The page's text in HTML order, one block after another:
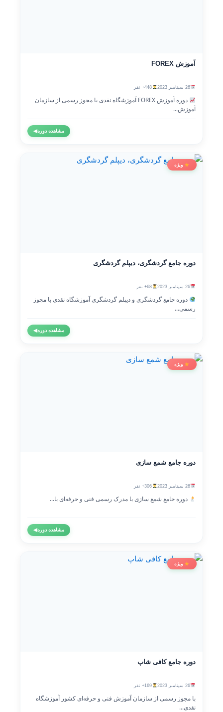
آموزش FOREX
26 سپتامبر 2023 448+ نفر
دوره آموزش FOREX آموزشگاه نقدی با مجوز رسمی از سازمان
آموزش...
مشاهده دوره◀
ویژه
دوره جامع گردشگری، دیپلم گردشگری
26 سپتامبر 2023 68+ نفر
دوره جامع گردشگری و دیپلم گردشگری آموزشگاه نقدی با مجوز
رسمی...
مشاهده دوره◀
ویژه
دوره جامع شمع سازی
26 سپتامبر 2023 306+ نفر
دوره جامع شمع سازی با مدرک رسمی فنی و حرفه‌ای با...
مشاهده دوره◀
ویژه
دوره جامع کافی شاپ
26 سپتامبر 2023 169+ نفر
با مجوز رسمی از سازمان آموزش فنی و حرفه‌ای کشور آموزشگاه
نقدی...